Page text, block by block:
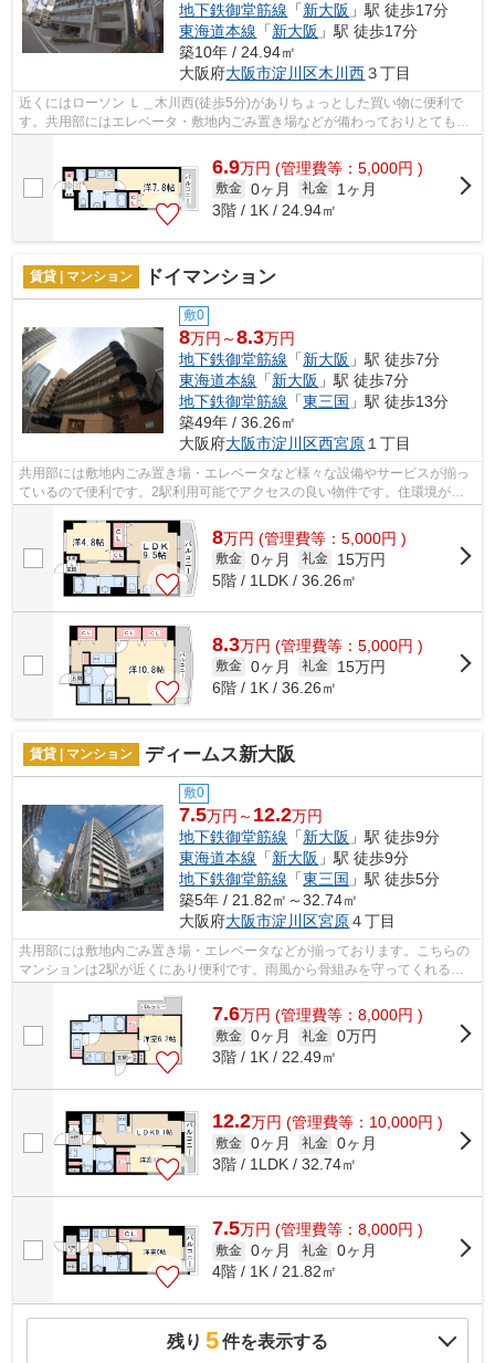
地下鉄御堂筋線 「新大阪 」駅 徒歩17分
東海道本線 「新大阪 」駅 徒歩17分
築10年 / 24.94㎡
大阪府大阪市淀川区木川西３丁目
近くにはローソン Ｌ＿木川西(徒歩5分)がありちょっとした買い物に便利で
す。共用部にはエレベータ・敷地内ごみ置き場などが備わっておりとても充
6.9万円 (管理費等：5,000円 )
敷金 0ヶ月 礼金
1ヶ月
3階 / 1K / 24.94㎡
賃貸 | マンション ドイマンション
敷0
8万円～8.3万円
地下鉄御堂筋線 「新大阪 」駅 徒歩7分
東海道本線 「新大阪 」駅 徒歩7分
地下鉄御堂筋線 「東三国 」駅 徒歩13分
築49年 / 36.26㎡
大阪府大阪市淀川区西宮原 １丁目
共用部には敷地内ごみ置き場・エレベータなど様々な設備やサービスが揃っ
ているので便利です。2駅利用可能でアクセスの良い物件です。住環境がよ
8万円 (管理費等：5,000円 )
敷金 0ヶ月 礼金
15万円
5階 / 1LDK / 36.26㎡
8.3万円 (管理費等：5,000円 )
敷金 0ヶ月 礼金
15万円
6階 / 1K / 36.26㎡
賃貸 | マンション ディームス新大阪
敷0
7.5万円～ 12.2万円
地下鉄御堂筋線 「新大阪 」駅 徒歩9分
東海道本線 「新大阪 」駅 徒歩9分
地下鉄御堂筋線 「東三国 」駅 徒歩5分
築5年 / 21.82㎡～32.74㎡
大阪府大阪市淀川区宮原４丁目
共用部には敷地内ごみ置き場・エレベータなどが揃っております。こちらの
マンションは2駅が近くにあり便利です。雨風から骨組みを守ってくれるの
が、外観タイル張りです。通風良好なマ...
7.6万円 (管理費等：8,000円 )
敷金 0ヶ月 礼金 0万円
3階 / 1K / 22.49㎡
12.2万円 (管理費等：10,000円 )
敷金 0ヶ月 礼金 0ヶ月
3階 / 1LDK / 32.74㎡
7.5万円 (管理費等：8,000円 )
敷金 0ヶ月 礼金 0ヶ月
4階 / 1K / 21.82㎡
残り 5件を表示する